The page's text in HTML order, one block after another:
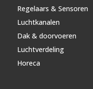
Regelaars & Sensoren
Luchtkanalen
Dak & doorvoeren
Luchtverdeling
Horeca